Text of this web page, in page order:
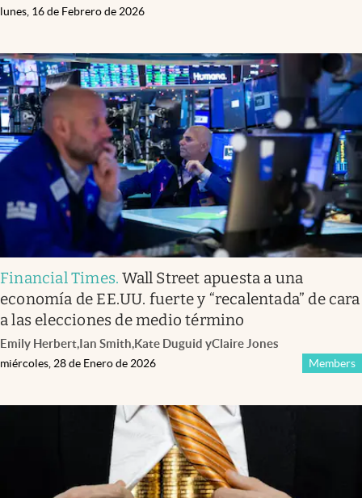
lunes, 16 de Febrero de 2026
Financial Times.Wall Street apuesta a una
economía de EE.UU. fuerte y “recalentada” de cara
a las elecciones de medio término
Emily Herbert,Ian Smith,Kate Duguid yClaire Jones
Members
miércoles, 28 de Enero de 2026